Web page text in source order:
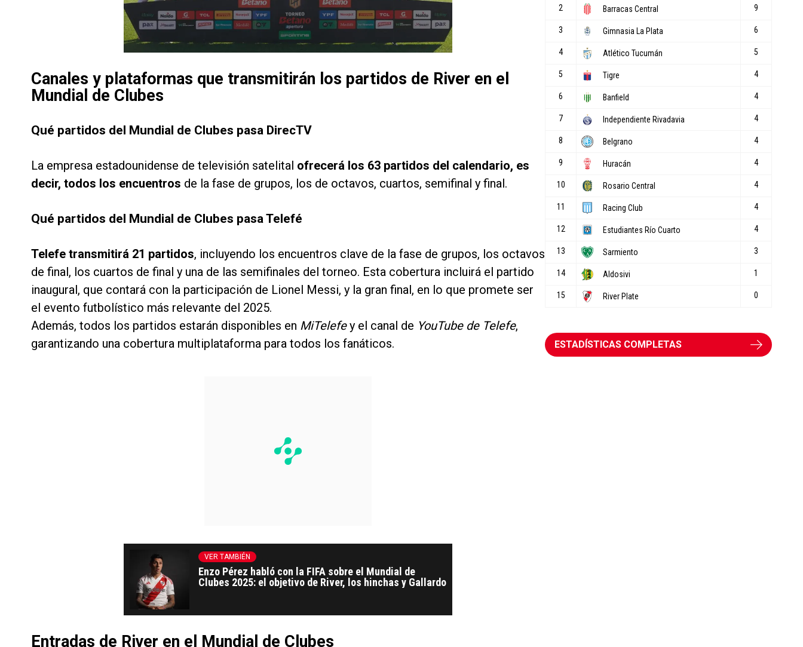
Canales y plataformas que transmitirán los partidos de River en el
Mundial de Clubes
Qué partidos del Mundial de Clubes pasa DirecTV
La empresa estadounidense de televisión satelital ofrecerá los 63 partidos del calendario, es
decir, todos los encuentros de la fase de grupos, los de octavos, cuartos, semifinal y final.
Qué partidos del Mundial de Clubes pasa Telefé
Telefe transmitirá 21 partidos, incluyendo los encuentros clave de la fase de grupos, los octavos
de final, los cuartos de final y una de las semifinales del torneo. Esta cobertura incluirá el partido
inaugural, que contará con la participación de Lionel Messi, y la gran final, en lo que promete ser
el evento futbolístico más relevante del 2025.
Además, todos los partidos estarán disponibles en MiTelefey el canal de YouTube de Telefe,
garantizando una cobertura multiplataforma para todos los fanáticos.
VER TAMBIÉN
Enzo Pérez habló con la FIFA sobre el Mundial de
Clubes 2025: el objetivo de River, los hinchas y Gallardo
Entradas de River en el Mundial de Clubes
ESTADÍSTICAS COMPLETAS